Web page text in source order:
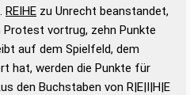
– Standardwerk in 12 Bänden
– Richtiges und gutes
REIHE zu Unrecht beanstandet,
Protest vortrug, zehn Punkte
auf dem Spielfeld, dem
hat, werden die Punkte für
den Buchstaben von R|E|I|H|E